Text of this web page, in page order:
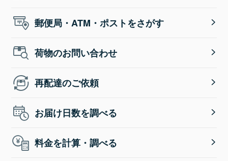
郵便局・ATM・ポストをさがす
荷物のお問い合わせ
再配達のご依頼
お届け日数を調べる
料金を計算・調べる